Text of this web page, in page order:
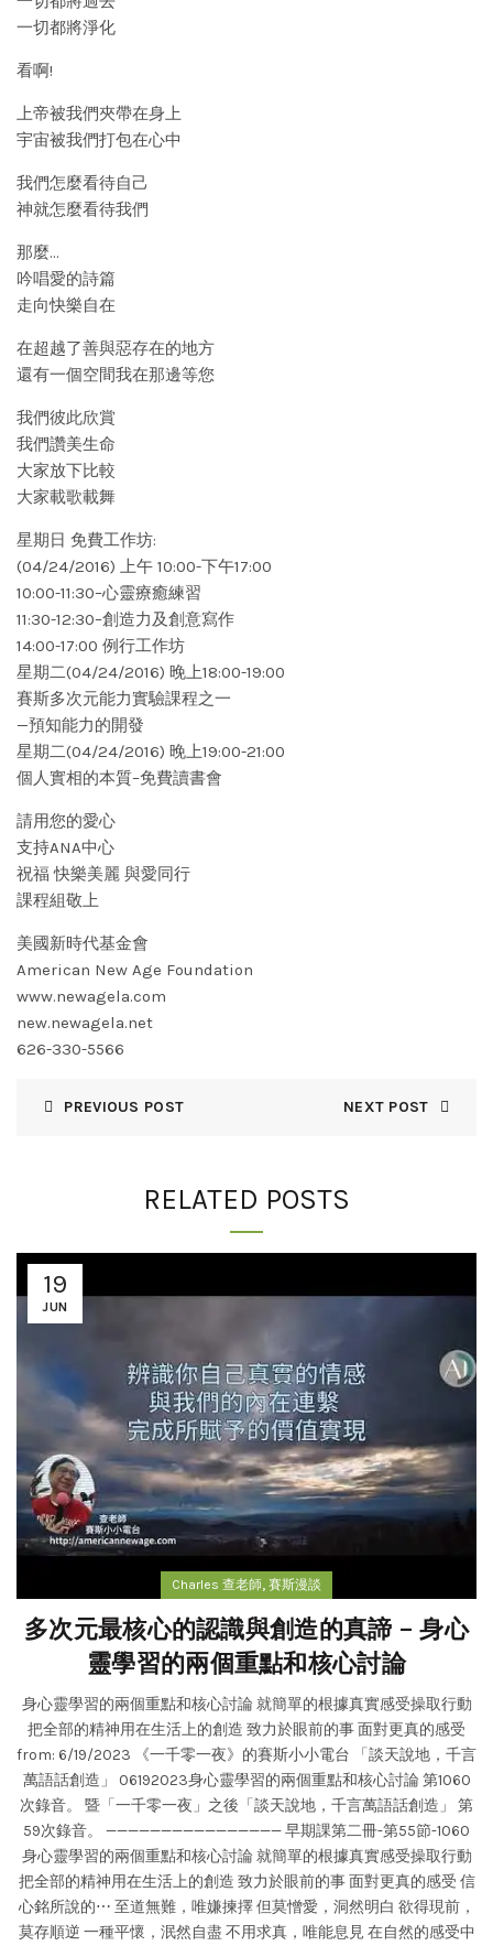
一切都將淨化
看啊!
上帝被我們夾帶在身上
宇宙被我們打包在心中
我們怎麼看待自己
神就怎麼看待我們
那麼…
吟唱愛的詩篇
走向快樂自在
在超越了善與惡存在的地方
還有一個空間我在那邊等您
我們彼此欣賞
我們讚美生命
大家放下比較
大家載歌載舞
星期日 免費工作坊:
(04/24/2016) 上午 10:00-下午17:00
10:00-11:30–心靈療癒練習
11:30-12:30–創造力及創意寫作
14:00-17:00 例行工作坊
星期二(04/24/2016) 晚上18:00-19:00
賽斯多次元能力實驗課程之一
—預知能力的開發
星期二(04/24/2016) 晚上19:00-21:00
個人實相的本質–免費讀書會
請用您的愛心
支持ANA中心
祝福 快樂美麗 與愛同行
課程組敬上
美國新時代基金會
American New Age Foundation
www.newagela.com
new.newagela.net
626-330-5566
PREVIOUS POST NEXT POST
RELATED POSTS
19
JUN
Charles 查老師, 賽斯漫談
多次元最核心的認識與創造的真諦 – 身心
靈學習的兩個重點和核心討論
身心靈學習的兩個重點和核心討論 就簡單的根據真實感受操取行動
把全部的精神用在生活上的創造 致力於眼前的事 面對更真的感受
from: 6/19/2023 《一千零一夜》的賽斯小小電台 「談天說地，千言
萬語話創造」 06192023身心靈學習的兩個重點和核心討論 第1060
次錄音。 暨「一千零一夜」之後「談天說地，千言萬語話創造」 第
59次錄音。 ———————————————— 早期課第二冊-第55節-1060
身心靈學習的兩個重點和核心討論 就簡單的根據真實感受操取行動
把全部的精神用在生活上的創造 致力於眼前的事 面對更真的感受 信
心銘所說的⋯ 至道無難，唯嫌揀擇 但莫憎愛，洞然明白 欲得現前，
莫存順逆 一種平懷，泯然自盡 不用求真，唯能息見 在自然的感受中